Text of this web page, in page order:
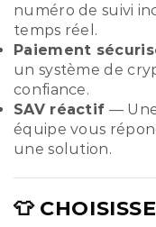
numéro de suivi
temps réel.
Paiement
un système de
confiance.
SAV réactif —
équipe vous
une solution.
👕